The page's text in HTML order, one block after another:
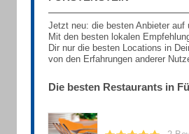
Jetzt neu: die besten Anbieter auf
Mit den besten lokalen
Dir nur die besten Locations in
von den Erfahrungen anderer
Die besten Restaurants in